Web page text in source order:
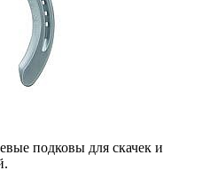
подковы для скачек и